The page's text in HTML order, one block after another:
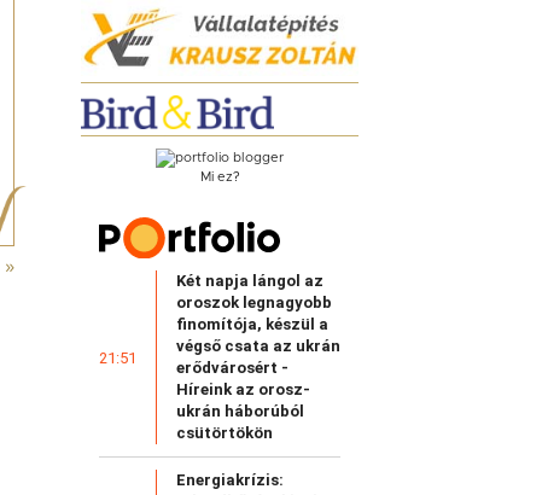
»
Mi ez?
21:51
Két napja lángol az
oroszok legnagyobb
finomítója, készül a
végső csata az ukrán
erődvárosért -
Híreink az orosz-
ukrán háborúból
csütörtökön
Energiakrízis: